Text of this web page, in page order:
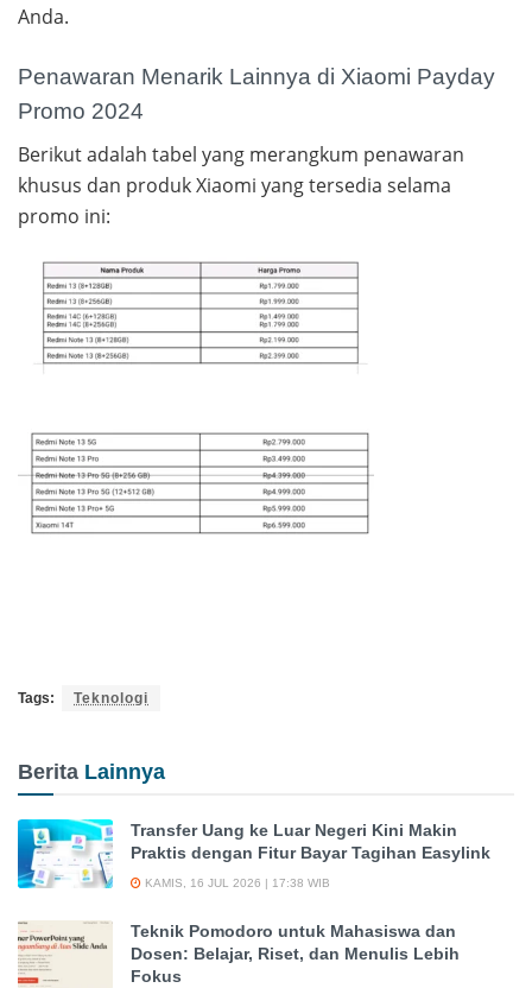
Anda.
Penawaran Menarik Lainnya di Xiaomi Payday
Promo 2024
Berikut adalah tabel yang merangkum penawaran
khusus dan produk Xiaomi yang tersedia selama
promo ini:
Tags: Teknologi
Berita Lainnya
Transfer Uang ke Luar Negeri Kini Makin
Praktis dengan Fitur Bayar Tagihan Easylink
KAMIS, 16 JUL 2026 | 17:38 WIB
Teknik Pomodoro untuk Mahasiswa dan
Dosen: Belajar, Riset, dan Menulis Lebih
Fokus